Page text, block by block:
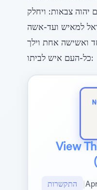
צבאות: ויחלק
למאיש ועד-אשה
ואשישה אחת וילך
כל-העם איש לביתו:
View
התקשרות